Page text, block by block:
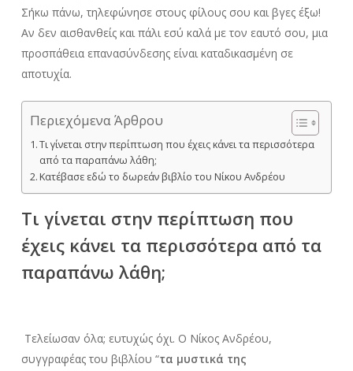
Σήκω πάνω, τηλεφώνησε στους φίλους σου και βγες έξω!
Αν δεν αισθανθείς και πάλι εσύ καλά με τον εαυτό σου, μια
προσπάθεια επανασύνδεσης είναι καταδικασμένη σε
αποτυχία.
Περιεχόμενα Άρθρου
Τι γίνεται στην περίπτωση που έχεις κάνει τα περισσότερα
από τα παραπάνω λάθη;
Κατέβασε εδώ το δωρεάν βιβλίο του Νίκου Ανδρέου
Τι γίνεται στην περίπτωση που
έχεις κάνει τα περισσότερα από τα
παραπάνω λάθη;
Τελείωσαν όλα; ευτυχώς όχι. Ο Νίκος Ανδρέου,
συγγραφέας του βιβλίου “τα μυστικά της